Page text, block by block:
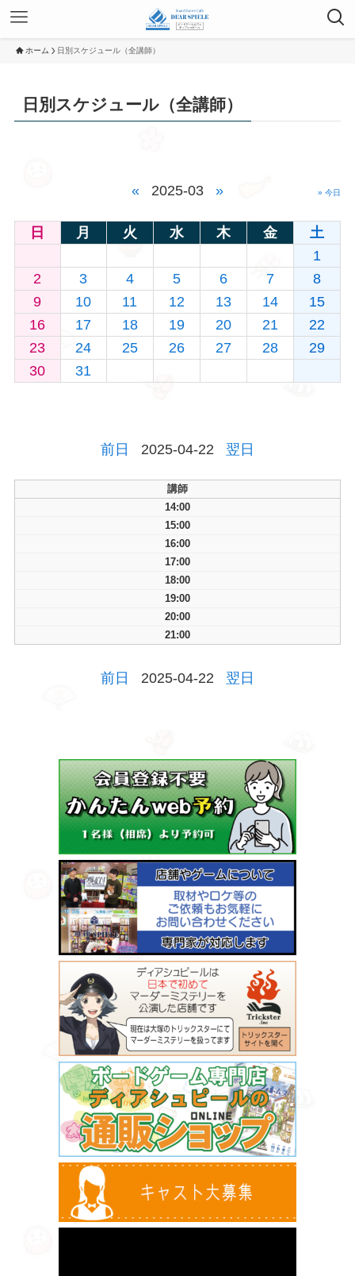
ホーム 日別スケジュール（全講師）
日別スケジュール（全講師）
« 2025-03 » » 今日
日 月 火 水 木 金
土
1
2
3 4 5 6 7
8
9
10 11 12 13 14
15
16
17 18 19 20 21
22
23
24 25 26 27 28
29
30
31
前日 2025-04-22 翌日
講師
14:00
15:00
16:00
17:00
18:00
19:00
20:00
21:00
前日 2025-04-22 翌日